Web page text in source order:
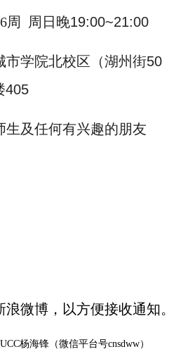
周 周日晚19:00~21:00
市学院北校区（湖州街50
405
生及任何有兴趣的朋友
微博，以方便接收通知。
杨海锋（微信平台号cnsdww）